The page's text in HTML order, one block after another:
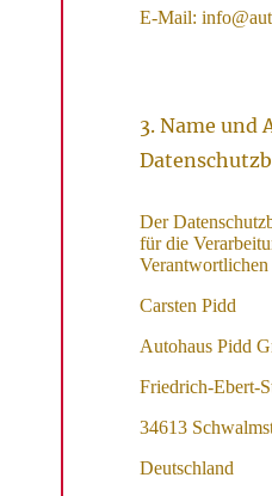
E-Mail:
3. Name und
Der
für die
Verantwortlichen
Carsten Pidd
Autohaus Pidd
Friedrich-Ebert-
34613
Deutschland